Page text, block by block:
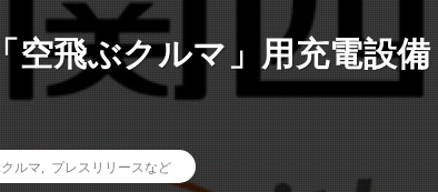
空飛ぶクルマ」用充電設備
ルマ プレスリリースなど